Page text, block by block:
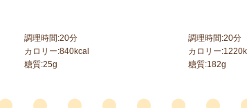
調理時間:20分
カロリー:840kcal
糖質:25g
調理時間:20分
カロリー:1220
糖質:182g